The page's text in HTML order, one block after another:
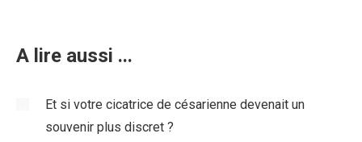
A lire aussi ...
Et si votre cicatrice de césarienne devenait un
souvenir plus discret ?